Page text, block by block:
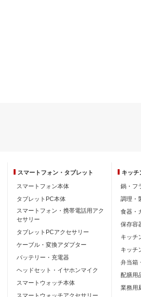
スマートフォン・ タブレット
スマートフォン本体
タブレットPC本体
スマートフォン・携帯電話用アク
セサリー
タブレットPCアクセサリー
ケーブル・変換アダプター
バッテリー・充電器
ヘッドセット・イヤホンマイク
スマートウォッチ本体
スマートウォッチアクセサリー
キッチ
鍋・フ
調理・
食器・
保存容
キッチ
キッチ
弁当箱
配膳用
業務用